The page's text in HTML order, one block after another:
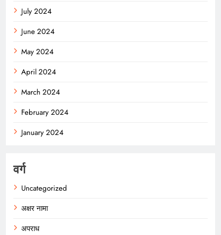
July 2024
June 2024
May 2024
April 2024
March 2024
February 2024
January 2024
वर्ग
Uncategorized
अक्षर नामा
अपराध